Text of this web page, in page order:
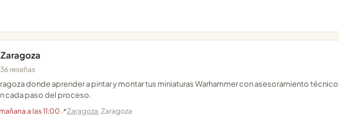
reseñas
donde aprender a pintar y montar tus miniaturas Warhammer con asesoramiento técnico
cada paso del proceso.
a las 11:00 📍Zaragoza, Zaragoza